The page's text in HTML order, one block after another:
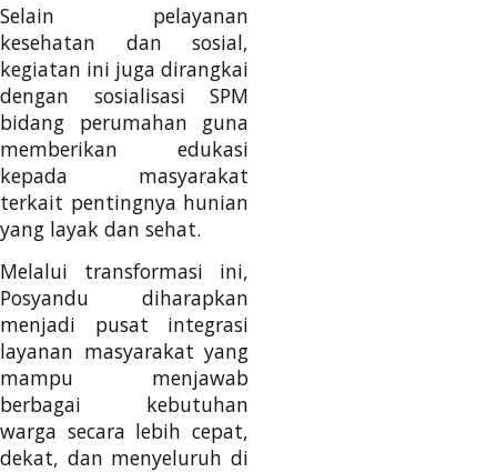
Selain pelayanan
kesehatan dan sosial,
kegiatan ini juga dirangkai
dengan sosialisasi SPM
bidang perumahan guna
memberikan edukasi
kepada masyarakat
terkait pentingnya hunian
yang layak dan sehat.
Melalui transformasi ini,
Posyandu diharapkan
menjadi pusat integrasi
layanan masyarakat yang
mampu menjawab
berbagai kebutuhan
warga secara lebih cepat,
dekat, dan menyeluruh di